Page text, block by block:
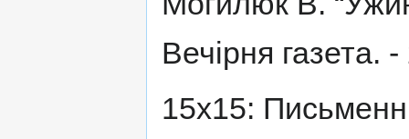
Вечірня газета.
15х15: